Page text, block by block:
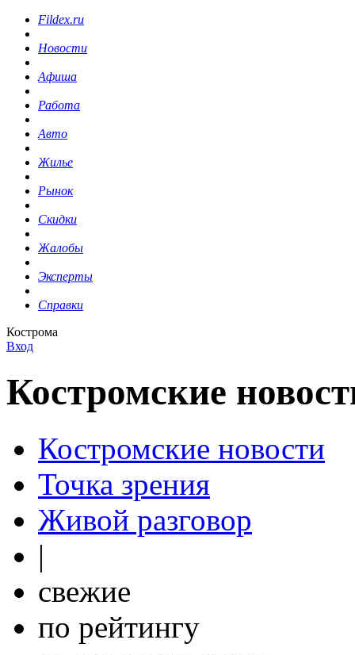
Fildex.ru
Новости
Афиша
Работа
Авто
Жилье
Рынок
Скидки
Жалобы
Эксперты
Справки
Кострома
Вход
Костромские
Костромские новости
Точка зрения
Живой разговор
|
свежие
по рейтингу